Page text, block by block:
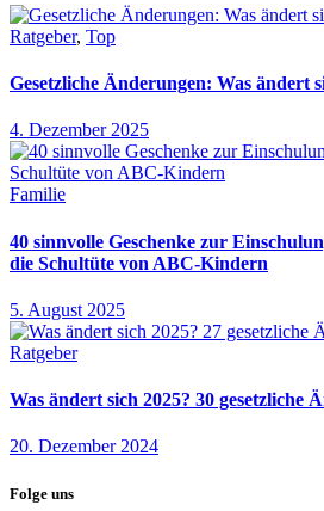
Ratgeber, Top
Gesetzliche Änderungen: Was ändert
4. Dezember 2025
Familie
40 sinnvolle Geschenke zur
die Schultüte von ABC-Kindern
5. August 2025
Ratgeber
Was ändert sich 2025? 30 gesetzliche
20. Dezember 2024
Folge uns